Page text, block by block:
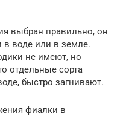
выбран правильно, он
в воде или в земле.
не имеют, но
отдельные сорта
быстро загнивают.
фиалки в